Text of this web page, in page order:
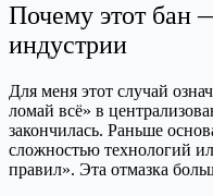
Почему этот бан
индустрии
Для меня этот случай
ломай всё» в
закончилась. Раньше
сложностью технологий
правил». Эта отмазка